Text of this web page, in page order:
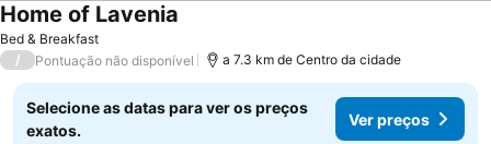
Bed & Breakfast
Home of Lavenia
/ Pontuação não disponível a 7.3 km de Centro da cidade
Selecione as datas para ver os preços
exatos.
Ver preços